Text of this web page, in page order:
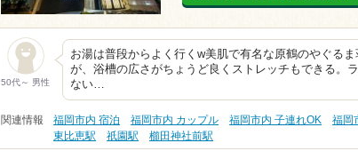
50代～ 男性
お湯は普段からよく行くw美肌で有名な原鶴のやぐる
が、浴槽の広さがちょうど良くストレッチもできる。
ない…
関連情報 福岡市内 宿泊 福岡市内 カップル 福岡市内 子連れOK 福岡
東比恵駅
祇園駅 櫛田神社前駅